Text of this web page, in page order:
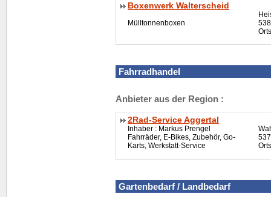
Boxenwerk Walterscheid
Mülltonnenboxen
Fahrradhandel
Anbieter aus der Region :
2Rad-Service Aggertal
Inhaber : Markus Prengel
Fahrräder, E-Bikes, Zubehör, Go-
Karts, Werkstatt-Service
Gartenbedarf / Landbedarf